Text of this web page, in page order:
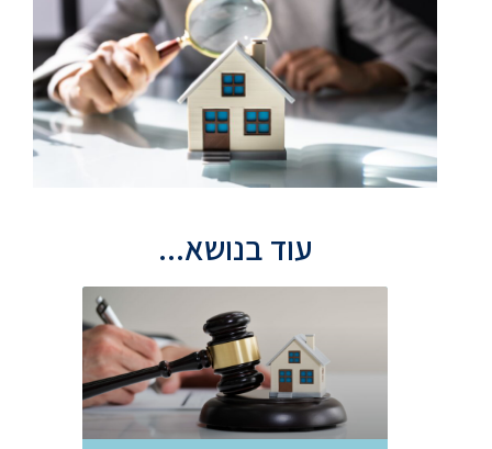
עוד בנושא...